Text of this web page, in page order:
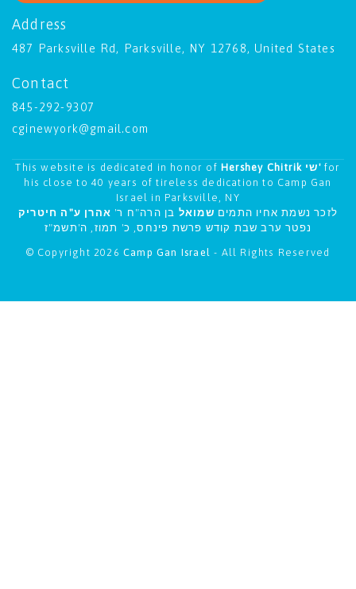
Address
487 Parksville Rd, Parksville, NY 12768, United States
Contact
845-292-9307
cginewyork@gmail.com
This website is dedicated in honor of Hershey Chitrik שי' for
his close to 40 years of tireless dedication to Camp Gan
Israel in Parksville, NY
לזכר נשמת אחיו התמים שמואל בן הרה"ח ר' אהרן ע"ה חיטריק
נפטר ערב שבת קודש פרשת פינחס, כ' תמוז, ה'תשמ"ז
© Copyright 2026 Camp Gan Israel- All Rights Reserved